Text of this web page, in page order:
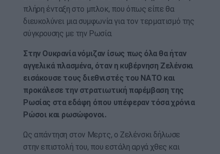
πλήρη ένταξη στο μπλοκ, που όπως είπε θα
διευκολύνει μια συμφωνία για τον τερματισμό της
σύγκρουσης με την Ρωσία.
Στην Ουκρανία νόμιζαν ίσως πως όλα θα ήταν
αγγελικά πλασμένα, όταν η κυβέρνηση Ζελένσκι
εισάκουσε τους διεθνιστές του ΝΑΤΟ και
προκάλεσε την στρατιωτική παρέμβαση της
Ρωσίας στα εδάφη όπου υπέφεραν τόσα χρόνια
Ρώσοι και ρωσώφονοι.
Ως απάντηση στον Μερτς, ο Ζελένσκι δήλωσε
στην επιστολή του, που εστάλη αργά χθες και